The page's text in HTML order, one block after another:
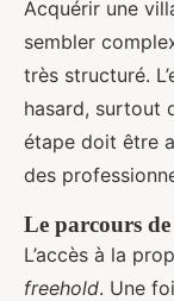
Acquérir une
sembler
très structuré.
hasard, surtout
étape doit être
des
Le parcours
L’accès à la
freehold. Une